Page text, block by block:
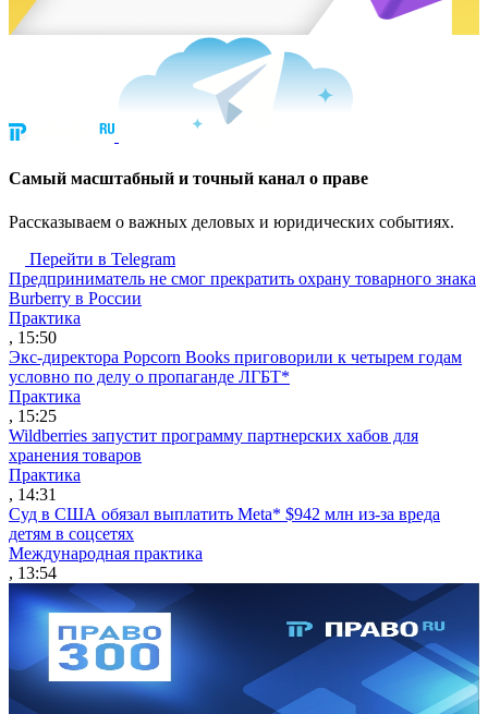
Cамый масштабный и точный канал о праве
Рассказываем о важных деловых и юридических событиях.
Перейти в Telegram
Предприниматель не смог прекратить охрану товарного знака
Burberry в России
Практика
, 15:50
Экс-директора Popcorn Books приговорили к четырем годам
условно по делу о пропаганде ЛГБТ*
Практика
, 15:25
Wildberries запустит программу партнерских хабов для
хранения товаров
Практика
, 14:31
Суд в США обязал выплатить Meta* $942 млн из-за вреда
детям в соцсетях
Международная практика
, 13:54